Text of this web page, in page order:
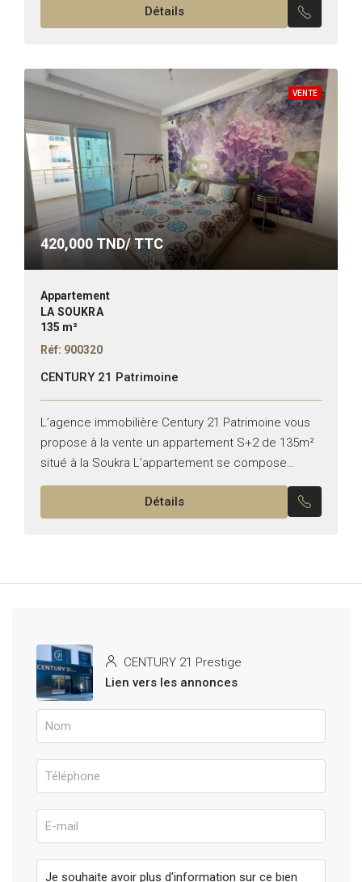
Détails
VENTE
420,000 TND/ TTC
Appartement
LA SOUKRA
135 m²
Réf: 900320
CENTURY 21 Patrimoine
L’agence immobilière Century 21 Patrimoine vous
propose à la vente un appartement S+2 de 135m²
situé à la Soukra L’appartement se compose
comme suit : -Un salon avec balcon -Deux
Détails
CENTURY 21 Prestige
Lien vers les annonces